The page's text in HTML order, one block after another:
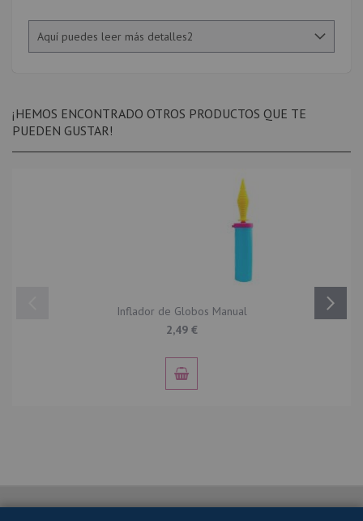
Aquí puedes leer más detalles2
¡HEMOS ENCONTRADO OTROS PRODUCTOS QUE TE
PUEDEN GUSTAR!
Inflador de Globos Manual
2,49 €